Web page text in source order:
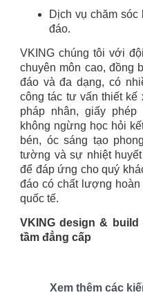
Dịch vụ chăm sóc
đáo.
VKING chúng tôi với
chuyên môn cao, đồng
đáo và đa dạng, có
công tác tư vấn thiết
pháp nhân, giấy
không ngừng học hỏi
bén, óc sáng tạo
tường và sự nhiệt
để đáp ứng cho quý
đáo có chất lượng
quốc tế.
VKING design &
tầm đẳng cấp
Xem thêm các